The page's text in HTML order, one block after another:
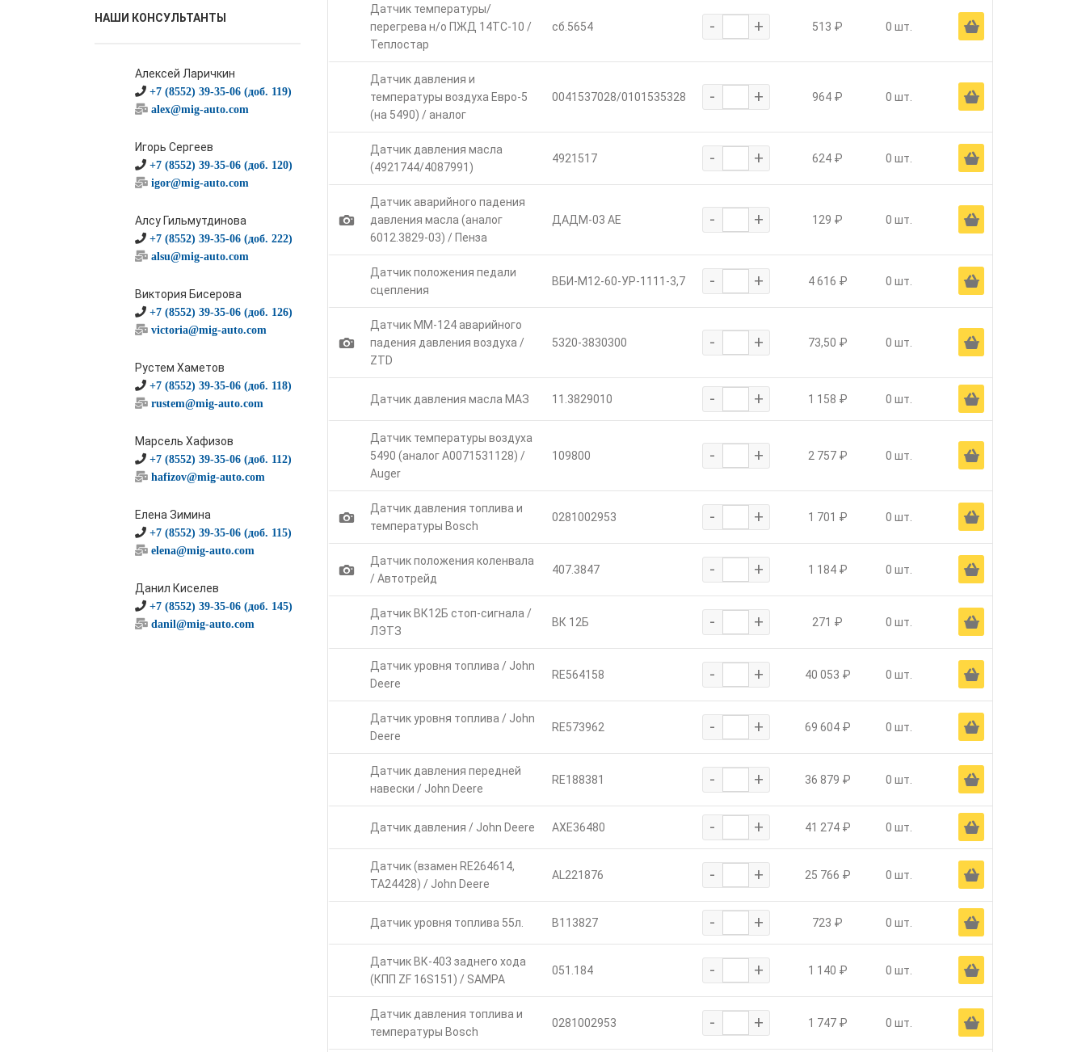
НАШИ КОНСУЛЬТАНТЫ
Алексей Ларичкин
+7 (8552) 39-35-06 (доб. 119)
alex@mig-auto.com
Игорь Сергеев
+7 (8552) 39-35-06 (доб. 120)
igor@mig-auto.com
Алсу Гильмутдинова
+7 (8552) 39-35-06 (доб. 222)
alsu@mig-auto.com
Виктория Бисерова
+7 (8552) 39-35-06 (доб. 126)
victoria@mig-auto.com
Рустем Хаметов
+7 (8552) 39-35-06 (доб. 118)
rustem@mig-auto.com
Марсель Хафизов
+7 (8552) 39-35-06 (доб. 112)
hafizov@mig-auto.com
Елена Зимина
+7 (8552) 39-35-06 (доб. 115)
elena@mig-auto.com
Данил Киселев
+7 (8552) 39-35-06 (доб. 145)
danil@mig-auto.com
Датчик температуры/
перегрева н/о ПЖД 14ТС-10 /
Теплостар
сб.5654 - + 513 ₽ 0 шт. Ä
Датчик давления и
температуры воздуха Евро-5
(на 5490) / аналог
0041537028/0101535328 - + 964 ₽ 0 шт. Ä
Датчик давления масла
(4921744/4087991)
4921517 - + 624 ₽ 0 шт. Ä
1
Датчик аварийного падения
давления масла (аналог
6012.3829-03) / Пенза
ДАДМ-03 АЕ - + 129 ₽ 0 шт. Ä
Датчик положения педали
сцепления
ВБИ-М12-60-УР-1111-3,7 - + 4 616 ₽ 0 шт. Ä
1
Датчик ММ-124 аварийного
падения давления воздуха /
ZTD
5320-3830300 - + 73,50 ₽ 0 шт. Ä
Датчик давления масла МАЗ 11.3829010 - + 1 158 ₽ 0 шт. Ä
Датчик температуры воздуха
5490 (аналог A0071531128) /
Auger
109800 - + 2 757 ₽ 0 шт. Ä
1
Датчик давления топлива и
температуры Bosch
0281002953 - + 1 701 ₽ 0 шт. Ä
1
Датчик положения коленвала
/ Автотрейд
407.3847 - + 1 184 ₽ 0 шт. Ä
Датчик ВК12Б стоп-сигнала /
ЛЭТЗ
ВК 12Б - + 271 ₽ 0 шт. Ä
Датчик уровня топлива / John
Deere
RE564158 - + 40 053 ₽ 0 шт. Ä
Датчик уровня топлива / John
Deere
RE573962 - + 69 604 ₽ 0 шт. Ä
Датчик давления передней
навески / John Deere
RE188381 - + 36 879 ₽ 0 шт. Ä
Датчик давления / John Deere AXE36480 - + 41 274 ₽ 0 шт. Ä
Датчик (взамен RE264614,
TA24428) / John Deere
AL221876 - + 25 766 ₽ 0 шт. Ä
Датчик уровня топлива 55л. В113827 - + 723 ₽ 0 шт. Ä
Датчик ВК-403 заднего хода
(КПП ZF 16S151) / SAMPA
051.184 - + 1 140 ₽ 0 шт. Ä
Датчик давления топлива и
температуры Bosch
0281002953 - + 1 747 ₽ 0 шт. Ä